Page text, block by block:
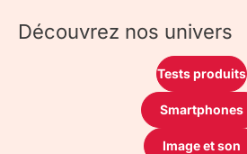
Découvrez nos univers
Tests produits
Smartphones
Image et son